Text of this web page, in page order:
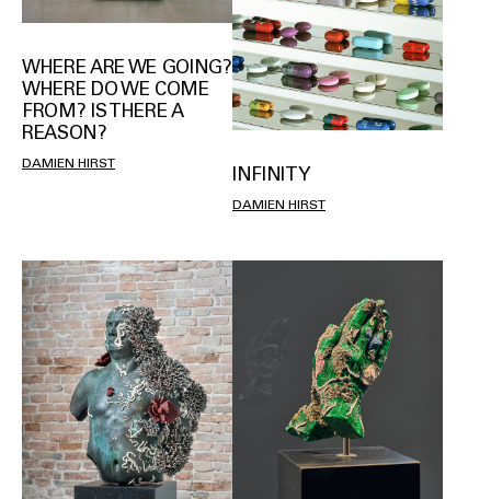
WHERE ARE WE GOING?
WHERE DO WE COME
FROM? IS THERE A
REASON?
DAMIEN HIRST
INFINITY
DAMIEN HIRST